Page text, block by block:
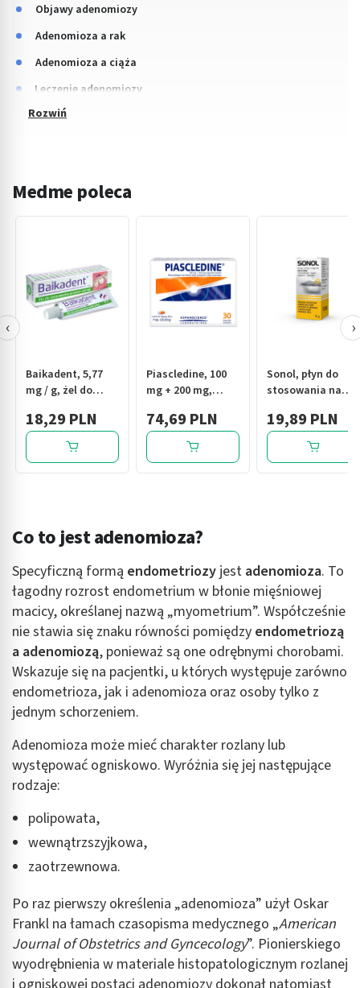
Objawy adenomiozy
Adenomioza a rak
Adenomioza a ciąża
Leczenie adenomiozy
Medme poleca
Baikadent, 5,77
mg / g, żel do
jamie ustnej, 15 g
18,29 PLN
Piascledine, 100
mg + 200 mg,
30 szt.
74,69 PLN
Sonol, płyn do
stosowania na
19,89 PLN
‹ ›
Co to jest adenomioza?
Specyficzną formą endometriozy jest adenomioza. To
łagodny rozrost endometrium w błonie mięśniowej
macicy, określanej nazwą „myometrium”. Współcześnie
nie stawia się znaku równości pomiędzy endometriozą
a adenomiozą, ponieważ są one odrębnymi chorobami.
Wskazuje się na pacjentki, u których występuje zarówno
endometrioza, jak i adenomioza oraz osoby tylko z
jednym schorzeniem.
Adenomioza może mieć charakter rozlany lub
występować ogniskowo. Wyróżnia się jej następujące
rodzaje:
polipowata,
wewnątrzszyjkowa,
zaotrzewnowa.
Po raz pierwszy określenia „adenomioza” użył Oskar
Frankl na łamach czasopisma medycznego „American
Journal of Obstetrics and Gyncecology”. Pionierskiego
wyodrębnienia w materiale histopatologicznym rozlanej